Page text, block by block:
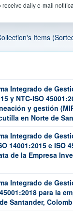
daily e-mail
Items
Integrado de
y NTC-ISO
y gestión
en Norte de
Integrado de
14001:2015 e ISO
de la Empresa
Integrado de
para la
Santander,